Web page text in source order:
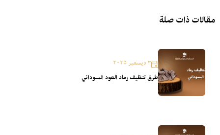
مقالات ذات صلة
٣ ديسمبر ٢٠٢٥
طرق تنظيف رماد العود السوداني